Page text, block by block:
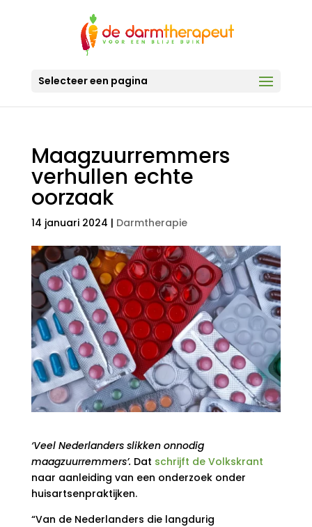
Selecteer een pagina
Maagzuurremmers
verhullen echte
oorzaak
14 januari 2024 | Darmtherapie
‘Veel Nederlanders slikken onnodig
maagzuurremmers’. Dat schrijft de Volkskrant
naar aanleiding van een onderzoek onder
huisartsenpraktijken.
“Van de Nederlanders die langdurig